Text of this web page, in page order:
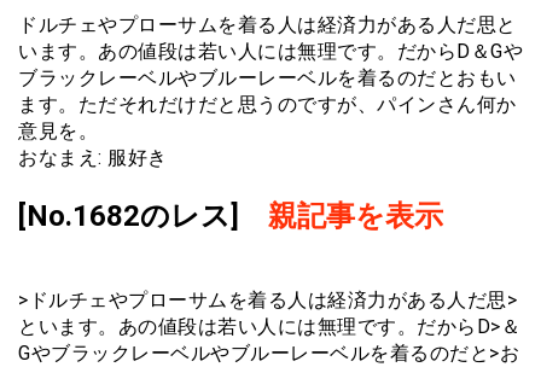
ドルチェやプローサムを着る人は経済力がある人だ思と
います。あの値段は若い人には無理です。だからD＆Gや
ブラックレーベルやブルーレーベルを着るのだとおもい
ます。ただそれだけだと思うのですが、パインさん何か
意見を。
おなまえ: 服好き
[No.1682のレス] 親記事を表示
>ドルチェやプローサムを着る人は経済力がある人だ思>
といます。あの値段は若い人には無理です。だからD>＆
Gやブラックレーベルやブルーレーベルを着るのだと>お